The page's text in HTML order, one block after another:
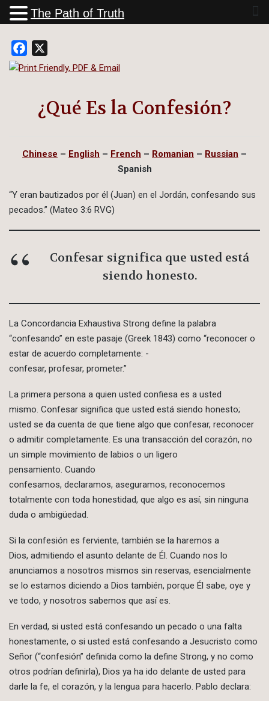
Facebook
¿Qué Es la Confesión?
Chinese – English – French – Romanian – Russian –
Spanish
“Y eran bautizados por él (Juan) en el Jordán, confesando sus
pecados.” (Mateo 3:6 RVG)
Confesar significa que usted está
siendo honesto.
La Concordancia Exhaustiva Strong define la palabra
“confesando” en este pasaje (Greek 1843) como “reconocer o
estar de acuerdo completamente: -
confesar, profesar, prometer.”
La primera persona a quien usted confiesa es a usted
mismo. Confesar significa que usted está siendo honesto;
usted se da cuenta de que tiene algo que confesar, reconocer
o admitir completamente. Es una transacción del corazón, no
un simple movimiento de labios o un ligero
pensamiento. Cuando
confesamos, declaramos, aseguramos, reconocemos
totalmente con toda honestidad, que algo es así, sin ninguna
duda o ambigüedad.
Si la confesión es ferviente, también se la haremos a
Dios, admitiendo el asunto delante de Él. Cuando nos lo
anunciamos a nosotros mismos sin reservas, esencialmente
se lo estamos diciendo a Dios también, porque Él sabe, oye y
ve todo, y nosotros sabemos que así es.
En verdad, si usted está confesando un pecado o una falta
honestamente, o si usted está confesando a Jesucristo como
Señor (“confesión” definida como la define Strong, y no como
otros podrían definirla), Dios ya ha ido delante de usted para
darle la fe, el corazón, y la lengua para hacerlo. Pablo declara:
The Path of Truth